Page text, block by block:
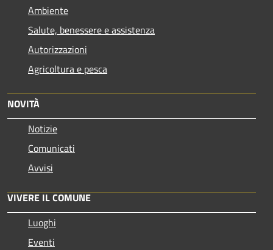
Ambiente
Salute, benessere e assistenza
Autorizzazioni
Agricoltura e pesca
NOVITÀ
Notizie
Comunicati
Avvisi
VIVERE IL COMUNE
Luoghi
Eventi